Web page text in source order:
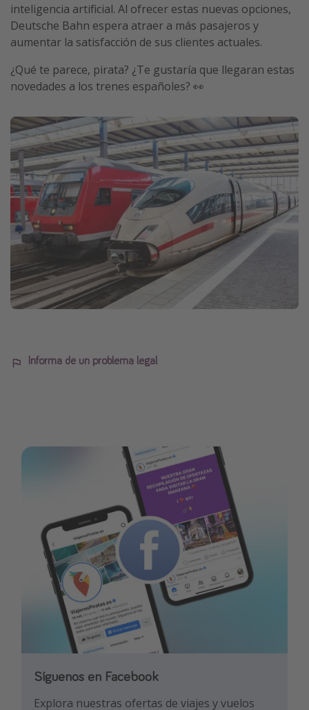
inteligencia artificial. Al ofrecer estas nuevas opciones,
Deutsche Bahn espera atraer a más pasajeros y
aumentar la satisfacción de sus clientes actuales.
¿Qué te parece, pirata? ¿Te gustaría que llegaran estas
novedades a los trenes españoles? 👀
Informa de un problema legal
Síguenos en Facebook
Explora nuestras ofertas de viajes y vuelos
Síguenos en TikTok
¡Para enterarte de las mejores ofertas y los